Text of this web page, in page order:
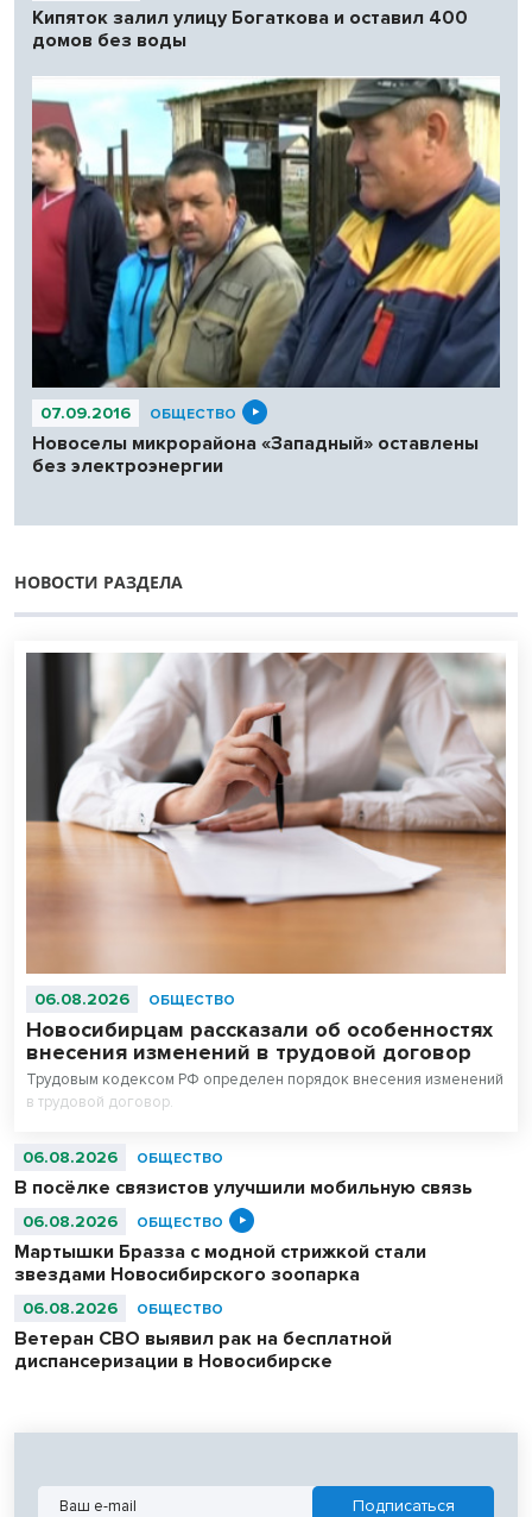
Кипяток залил улицу Богаткова и оставил 400
домов без воды
07.09.2016 ОБЩЕСТВО
Новоселы микрорайона «Западный» оставлены
без электроэнергии
НОВОСТИ РАЗДЕЛА
06.08.2026 ОБЩЕСТВО
Новосибирцам рассказали об особенностях
внесения изменений в трудовой договор
Трудовым кодексом РФ определен порядок внесения изменений
в трудовой договор.
06.08.2026 ОБЩЕСТВО
В посёлке связистов улучшили мобильную связь
06.08.2026 ОБЩЕСТВО
Мартышки Бразза с модной стрижкой стали
звездами Новосибирского зоопарка
06.08.2026 ОБЩЕСТВО
Ветеран СВО выявил рак на бесплатной
диспансеризации в Новосибирске